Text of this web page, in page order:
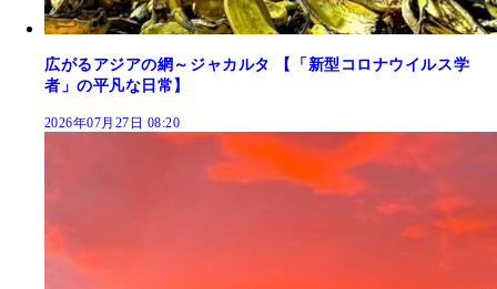
広がるアジアの網～ジャカルタ 【「新型コロナウイルス学
者」の平凡な日常】
2026年07月27日 08:20